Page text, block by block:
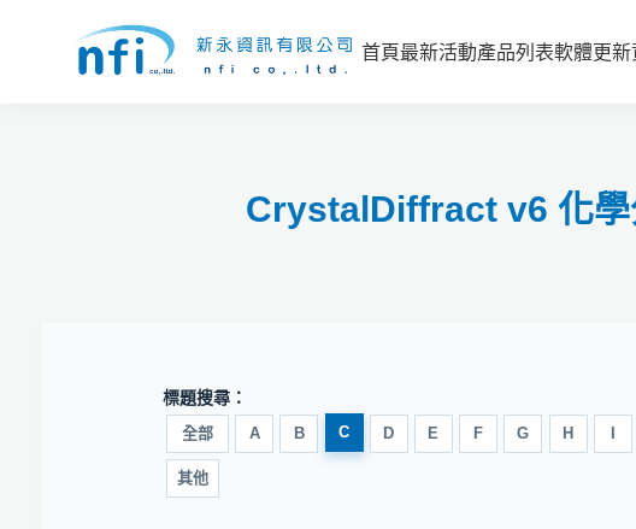
CrystalDiffract v6 化學
首頁最新活動產品列表軟體更新
標題搜尋：
全部 A B C D E F G H
其他